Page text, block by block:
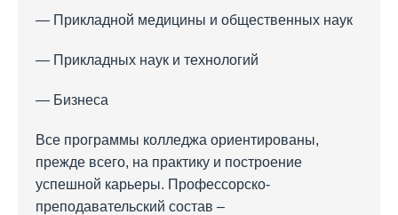
— Прикладной медицины и общественных наук
— Прикладных наук и технологий
— Бизнеса
Все программы колледжа ориентированы,
прежде всего, на практику и построение
успешной карьеры. Профессорско-
преподавательский состав –